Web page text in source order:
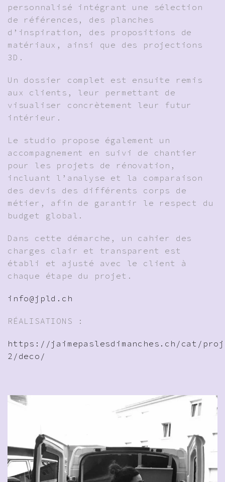
personnalisé intégrant une sélection
de références, des planches
d’inspiration, des propositions de
matériaux, ainsi que des projections
3D.
Un dossier complet est ensuite remis
aux clients, leur permettant de
visualiser concrètement leur futur
intérieur.
Le studio propose également un
accompagnement en suivi de chantier
pour les projets de rénovation,
incluant l’analyse et la comparaison
des devis des différents corps de
métier, afin de garantir le respect du
budget global.
Dans cette démarche, un cahier des
charges clair et transparent est
établi et ajusté avec le client à
chaque étape du projet.
info@jpld.ch
RÉALISATIONS :
https://jaimepaslesdimanches.ch/cat/
2/deco/